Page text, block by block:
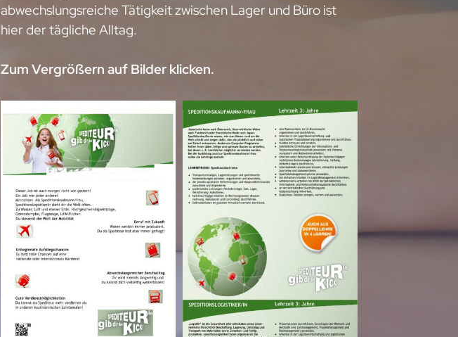
abwechslungsreiche Tätigkeit zwischen Lager und Büro ist
hier der tägliche Alltag.
Zum Vergrößern auf Bilder klicken.